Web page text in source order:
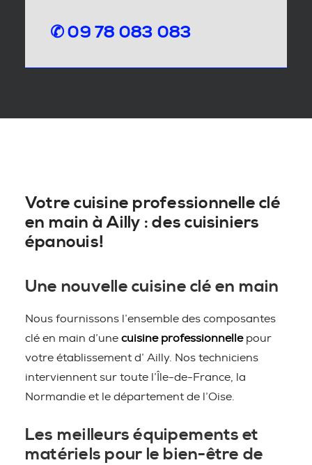
✆ 09 78 083 083
Votre cuisine professionnelle clé
en main à Ailly : des cuisiniers
épanouis!
Une nouvelle cuisine clé en main
Nous fournissons l’ensemble des composantes
clé en main d’une cuisine professionnellepour
votre établissement d’ Ailly. Nos techniciens
interviennent sur toute l’Île-de-France, la
Normandie et le département de l’Oise.
Les meilleurs équipements et
matériels pour le bien-être de